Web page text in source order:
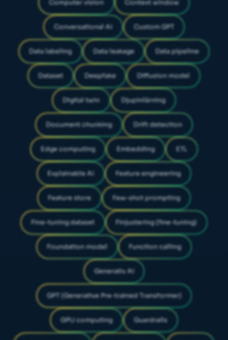
Computer vision Context window
Conversational AI Custom GPT
Data labeling Data leakage Data pipeline
Dataset Deepfake Diffusion model
Digital twin Djupinlärning
Document chunking Drift detection
Edge computing Embedding ETL
Explainable AI Feature engineering
Feature store Few-shot prompting
Fine-tuning dataset Finjustering (fine-tuning)
Foundation model Function calling
Generativ AI
GPT (Generative Pre-trained Transformer)
GPU computing Guardrails